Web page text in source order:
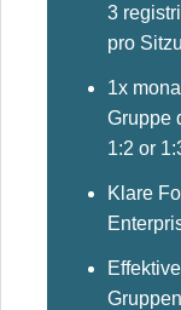
3
pro
1x
Gruppe
1:2 or
Klare